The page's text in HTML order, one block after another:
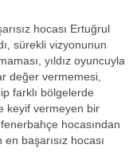
hocası Ertuğrul
sürekli vizyonunun
yıldız oyuncuyla
değer vermemesi,
farklı bölgelerde
keyif vermeyen bir
hocasından
başarısız hocası